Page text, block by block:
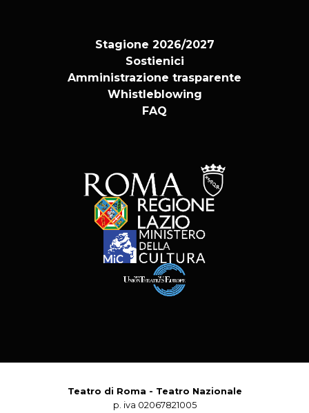
Stagione 2026/2027
Sostienici
Amministrazione trasparente
Whistleblowing
FAQ
Teatro di Roma - Teatro Nazionale
p. iva 02067821005